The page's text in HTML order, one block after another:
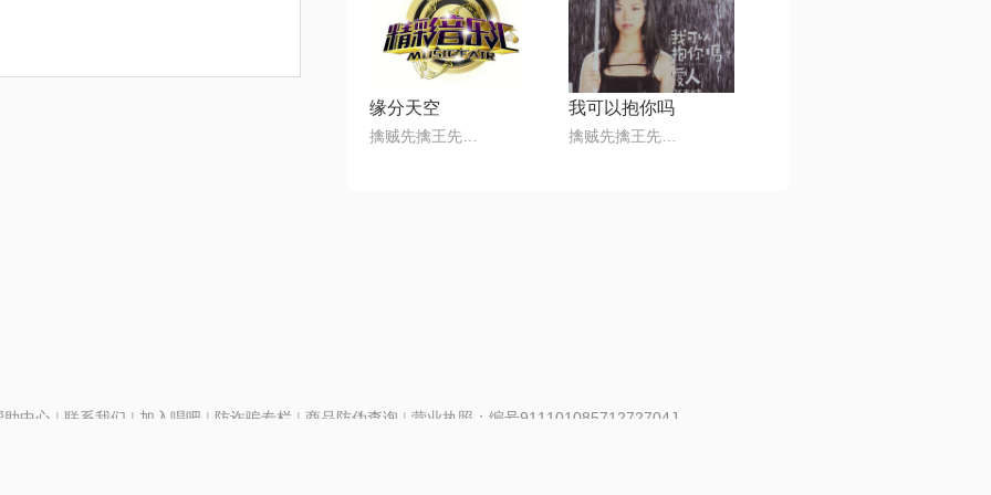
缘分天空 我可以抱你吗
助中心 | 联系我们 | 加入唱吧 | 防诈骗专栏 | 商品防伪查询 | 营业执照：编号91110108571272704J